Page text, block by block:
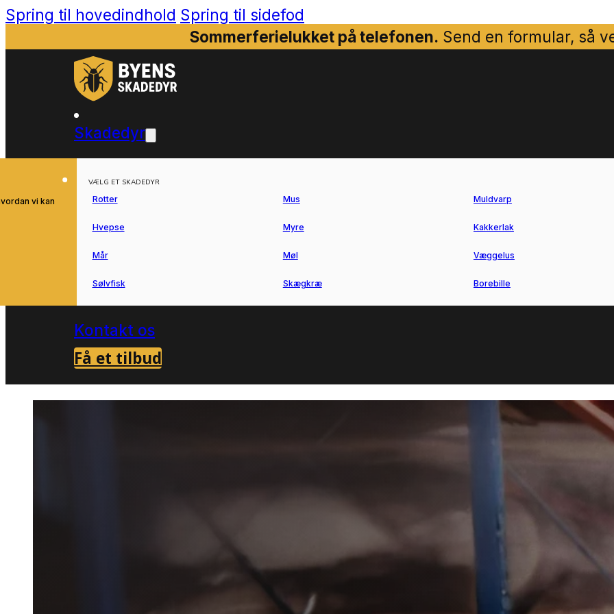
Spring til hovedindhold Spring til sidefod
Sommerferielukket på telefonen. Send en formular, så
Skadedyr
vi kan
VÆLG ET SKADEDYR
Rotter Mus Muldvarp
Hvepse Myre Kakkerlak
Mår Møl Væggelus
Sølvfisk Skægkræ Borebille
Kontakt os
Få et tilbud